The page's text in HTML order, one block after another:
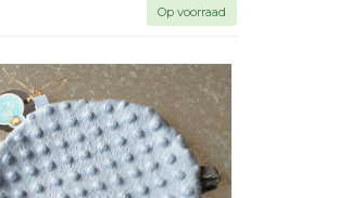
Op voorraad